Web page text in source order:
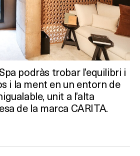
podràs trobar l’equilibri i
i la ment en un entorn de
unit a l’alta
de la marca CARITA.